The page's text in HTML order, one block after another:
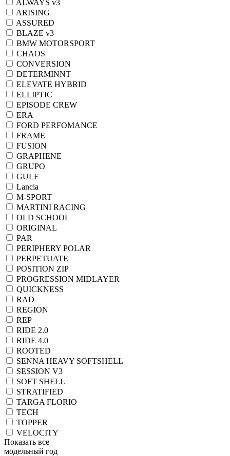
ALWAYS v3
ARISING
ASSURED
BLAZE v3
BMW MOTORSPORT
CHAOS
CONVERSION
DETERMINNT
ELEVATE HYBRID
ELLIPTIC
EPISODE CREW
ERA
FORD PERFOMANCE
FRAME
FUSION
GRAPHENE
GRUPO
GULF
Lancia
M-SPORT
MARTINI RACING
OLD SCHOOL
ORIGINAL
PAR
PERIPHERY POLAR
PERPETUATE
POSITION ZIP
PROGRESSION MIDLAYER
QUICKNESS
RAD
REGION
REP
RIDE 2.0
RIDE 4.0
ROOTED
SENNA HEAVY SOFTSHELL
SESSION V3
SOFT SHELL
STRATIFIED
TARGA FLORIO
TECH
TOPPER
VELOCITY
Показать все
модельный год